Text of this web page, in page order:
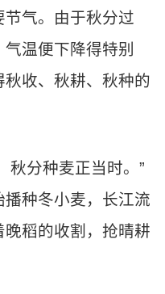
气。由于秋分过
温便下降得特别
收、秋耕、秋种的
分种麦正当时。”
种冬小麦，长江流
稻的收割，抢晴耕